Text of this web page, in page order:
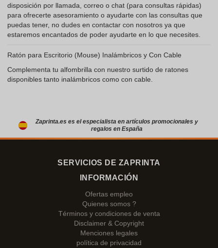
disposición por llamada, correo o chat (para consultas rápidas)
para ofrecerte asesoramiento o ayudarte con las consultas que
puedas tener, no dudes en contactar con nosotros ya que
estaremos encantados de poder ayudarte en lo que necesites.
Ratón para Escritorio (Mouse) Inalámbricos y Con Cable
Complementa tu alfombrilla con nuestro surtido de ratones
disponibles tanto inalámbricos como con cable.
Zaprinta.es es el especialista en artículos promocionales y
regalos en España
SERVICIOS DE ZAPRINTA
INFORMACIÓN
Ofertas empleo
Quienes somos ?
Términos y condiciones de venta
Disclaimer & Copyright
Menciones legales
política de privacidad